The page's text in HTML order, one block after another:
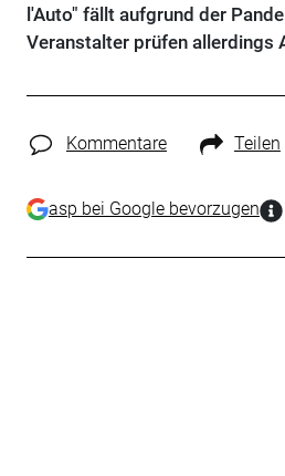
l'Auto" fällt aufgrund der
Veranstalter prüfen allerdings
Kommentare Teilen
asp bei Google bevorzugen